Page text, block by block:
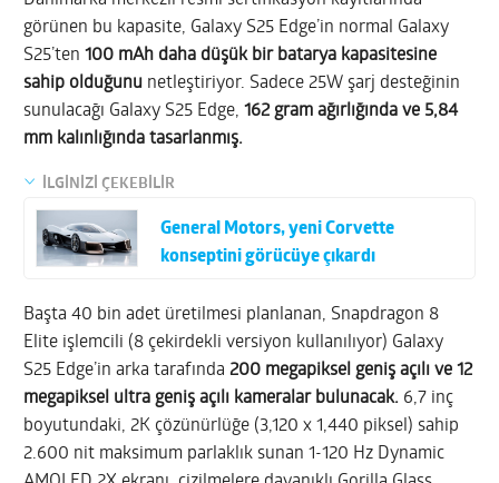
görünen bu kapasite, Galaxy S25 Edge’in normal Galaxy
S25’ten100 mAh daha düşük bir batarya kapasitesine
sahip olduğunu netleştiriyor. Sadece 25W şarj desteğinin
sunulacağı Galaxy S25 Edge,162 gram ağırlığında ve 5,84
mm kalınlığında tasarlanmış.
İLGİNİZİ ÇEKEBİLİR
General Motors, yeni Corvette
konseptini görücüye çıkardı
Başta40 bin adet üretilmesi planlanan, Snapdragon 8
Elite işlemcili (8 çekirdekli versiyon kullanılıyor) Galaxy
S25 Edge’in arka tarafında200 megapiksel geniş açılı ve 12
megapiksel ultra geniş açılı kameralar bulunacak. 6,7 inç
boyutundaki, 2K çözünürlüğe (3,120 x 1,440 piksel) sahip
2.600 nit maksimum parlaklık sunan 1-120 Hz Dynamic